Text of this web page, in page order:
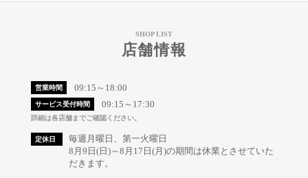
SHOP LIST
店舗情報
営業時間 09:15～18:00
サービス受付時間 09:15～17:30
詳細は各店舗までご確認ください。
定休日
毎週月曜日、第一火曜日
8月9日(日)～8月17日(月)の期間は休業とさせていた
だきます。